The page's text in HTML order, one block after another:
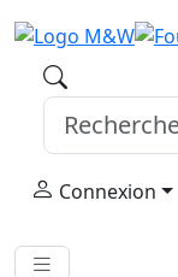
Connexion